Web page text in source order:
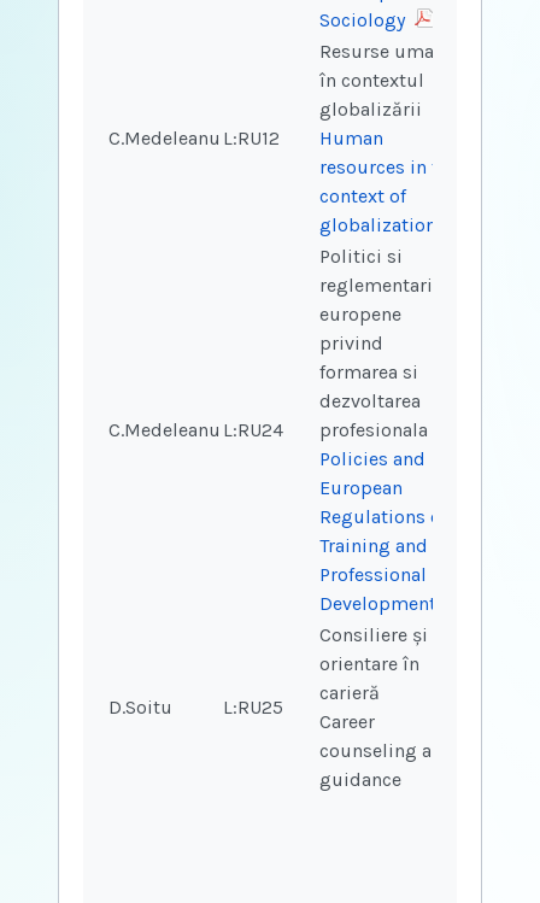
Sociology
C.Medeleanu L:RU12
Resurse umane
în contextul
globalizării
Human
resources in the
context of
globalization
C.Medeleanu L:RU24
Politici si
reglementari
europene
privind
formarea si
dezvoltarea
profesionala
Policies and
European
Regulations on
Training and
Professional
Development
D.Soitu L:RU25
Consiliere și
orientare în
carieră
Career
counseling and
guidance